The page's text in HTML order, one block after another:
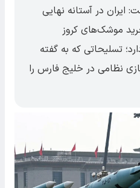
ایران در آستانه نهایی
موشک‌های کروز
تسلیحاتی که به گفته
نظامی در خلیج فارس را